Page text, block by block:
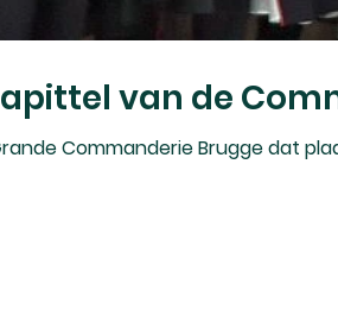
van de
Commanderie Brugge dat